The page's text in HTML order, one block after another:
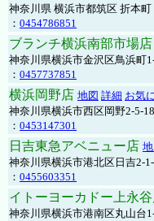
神奈川県 横浜市都筑区 折本
： 0454786851
ブランチ横浜南部市場店
神奈川県横浜市金沢区鳥浜町
： 0457737851
横浜岡野店 地図 詳細 お気
神奈川県横浜市西区岡野2-5-
： 0453147301
日吉東急アベニュー店
神奈川県横浜市港北区日吉2-
： 0455603351
イトーヨーカドー上永
神奈川県横浜市港南区丸山台